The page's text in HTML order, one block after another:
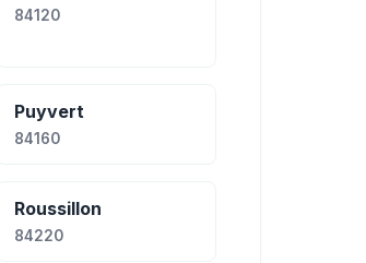
84120
Puyvert
84160
Roussillon
84220